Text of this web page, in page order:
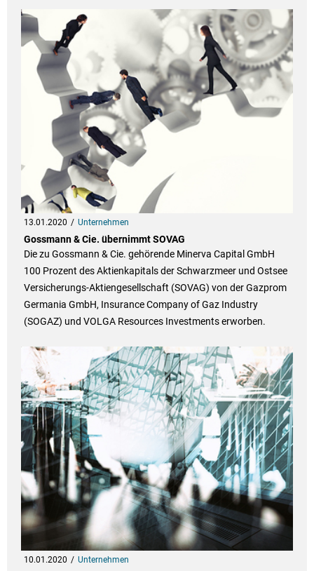
13.01.2020 Unternehmen
Gossmann & Cie. übernimmt SOVAG
Die zu Gossmann & Cie. gehörende Minerva Capital GmbH
100 Prozent des Aktienkapitals der Schwarzmeer und Ostsee
Versicherungs-Aktiengesellschaft (SOVAG) von der Gazprom
Germania GmbH, Insurance Company of Gaz Industry
(SOGAZ) und VOLGA Resources Investments erworben.
10.01.2020 Unternehmen